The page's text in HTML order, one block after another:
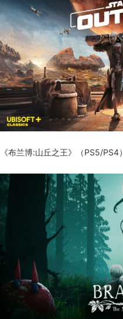
《布兰博:山丘之王》（PS5/PS4）